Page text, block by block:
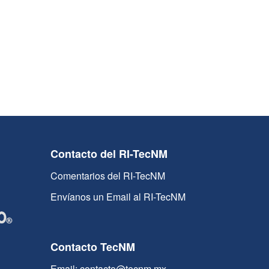
Contacto del RI-TecNM
Comentarios del RI-TecNM
Envíanos un Email al RI-TecNM
Contacto TecNM